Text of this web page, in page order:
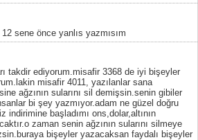
sene önce yanlıs yazmısım
takdir ediyorum.misafir 3368 de iyi bişeyler
misafir 4011, yazılanlar sana
ağzının sularını sil demişsin.senin gibiler
bi şey yazmıyor.adam ne güzel doğru
indirimine başladımı ons,dolar,altının
zaman senin ağzının sularını silmeye
bişeyler yazacaksan faydalı bişeyler